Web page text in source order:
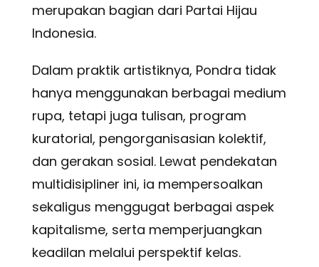
merupakan bagian dari Partai Hijau
Indonesia.
Dalam praktik artistiknya, Pondra tidak
hanya menggunakan berbagai medium
rupa, tetapi juga tulisan, program
kuratorial, pengorganisasian kolektif,
dan gerakan sosial. Lewat pendekatan
multidisipliner ini, ia mempersoalkan
sekaligus menggugat berbagai aspek
kapitalisme, serta memperjuangkan
keadilan melalui perspektif kelas.